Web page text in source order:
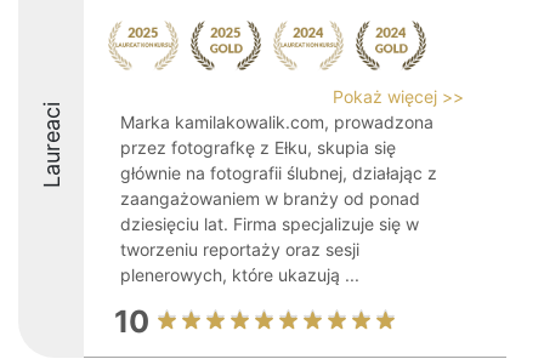
Laureaci
Pokaż więcej >>
Marka kamilakowalik.com, prowadzona
przez fotografkę z Ełku, skupia się
głównie na fotografii ślubnej, działając z
zaangażowaniem w branży od ponad
dziesięciu lat. Firma specjalizuje się w
tworzeniu reportaży oraz sesji
plenerowych, które ukazują ...
10